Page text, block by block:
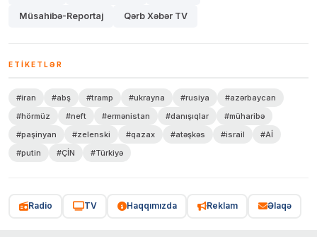
Müsahibə-Reportaj Qərb Xəbər TV
ETIKETLƏR
#iran #abş #tramp #ukrayna #rusiya
#azərbaycan
#hörmüz
#neft #ermənistan #danışıqlar
#müharibə
#paşinyan
#zelenski #qazax #atəşkəs #israil
#Aİ
#putin
#ÇİN #Türkiyə
Radio TV Haqqımızda Reklam Əlaqə